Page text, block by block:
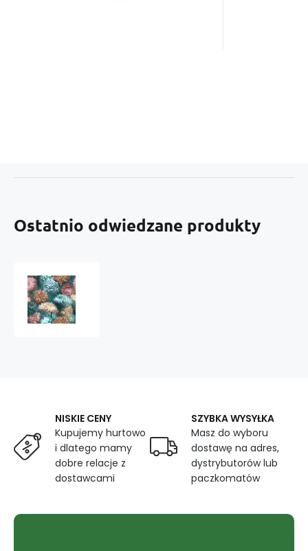
Ostatnio odwiedzane produkty
NISKIE CENY
Kupujemy hurtowo
i dlatego mamy
dobre relacje z
dostawcami
SZYBKA WYSYŁKA
Masz do wyboru
dostawę na adres,
dystrybutorów lub
paczkomatów